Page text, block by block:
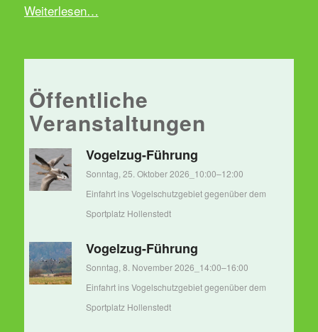
Weiterlesen…
Öffentliche
Veranstaltungen
Vogelzug-Führung
Sonntag, 25. Oktober 2026_10:00–12:00
Einfahrt ins Vogelschutzgebiet gegenüber dem
Sportplatz Hollenstedt
Vogelzug-Führung
Sonntag, 8. November 2026_14:00–16:00
Einfahrt ins Vogelschutzgebiet gegenüber dem
Sportplatz Hollenstedt